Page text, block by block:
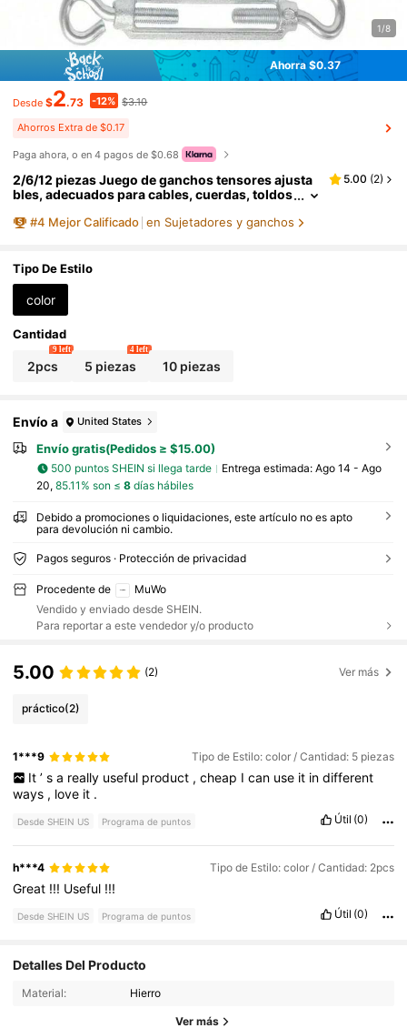
1/8
Ahorra $0.37
Desde $2.73 -12% $3.10
Ahorros Extra de $0.17
Paga ahora, o en 4 pagos de $0.68
2/6/12 piezas Juego de ganchos tensores ajusta
bles, adecuados para cables, cuerdas, toldos
cesidad de electricidad o batería
5.00 (2)
#4 Mejor Calificado en Sujetadores y ganchos
Tipo De Estilo
color
Cantidad
2pcs
9 left
5 piezas
4 left
10 piezas
Envío a United States
Envío gratis(Pedidos ≥ $15.00)
500 puntos SHEIN si llega tarde Entrega estimada: Ago 14 - Ago
20, 85.11% son ≤ 8días hábiles
Debido a promociones o liquidaciones, este artículo no es apto
para devolución ni cambio.
Pagos seguros · Protección de privacidad
Procedente de
MuWo
Vendido y enviado desde SHEIN.
Para reportar a este vendedor y/o producto
5.00 (2) Ver más
práctico(2)
1***9 Tipo de Estilo: color / Cantidad: 5 piezas
It ’ s a really useful product , cheap I can use it in different
ways , love it .
Desde SHEIN US Programa de puntos Útil (0)
h***4 Tipo de Estilo: color / Cantidad: 2pcs
Great !!! Useful !!!
Desde SHEIN US Programa de puntos Útil (0)
Detalles Del Producto
Material: Hierro
Ver más
4.53 60 Seguidores